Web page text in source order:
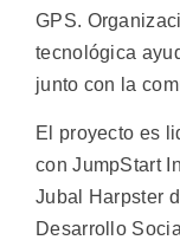
GPS.
tecnológica
junto con la
El proyecto es
con JumpStart
Jubal Harpster
Desarrollo